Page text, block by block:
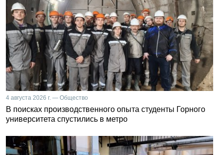
4 августа 2026 г. — Общество
В поисках производственного опыта студенты Горного
университета спустились в метро